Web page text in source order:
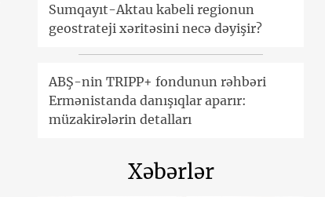
Sumqayıt-Aktau kabeli regionun
geostrateji xəritəsini necə dəyişir?
ABŞ-nin TRIPP+ fondunun rəhbəri
Ermənistanda danışıqlar aparır:
müzakirələrin detalları
Xəbərlər